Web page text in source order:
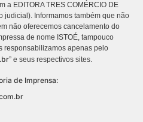
a EDITORA TRES COMÉRCIO DE
judicial). Informamos também que não
não oferecemos cancelamento do
de nome ISTOÉ, tampouco
responsabilizamos apenas pelo
” e seus respectivos sites.
de Imprensa: